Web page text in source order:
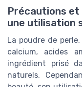
Précautions
une utilisation
La poudre de
calcium, acides
ingrédient prisé
naturels.